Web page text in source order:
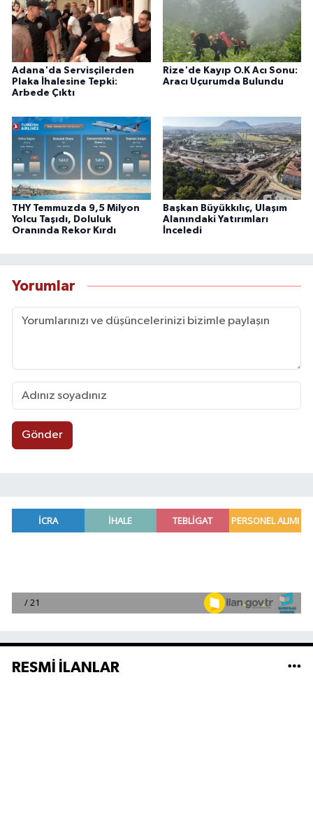
Adana'da Servisçilerden
Plaka İhalesine Tepki:
Arbede Çıktı
Rize'de Kayıp O.K Acı Sonu:
Aracı Uçurumda Bulundu
THY Temmuzda 9,5 Milyon
Yolcu Taşıdı, Doluluk
Oranında Rekor Kırdı
Başkan Büyükkılıç, Ulaşım
Alanındaki Yatırımları
İnceledi
Yorumlar
Gönder
RESMİ İLANLAR